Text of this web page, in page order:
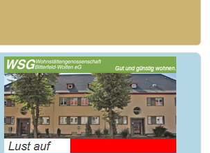
hat wegen des geringen Wasserstands der Elbe den